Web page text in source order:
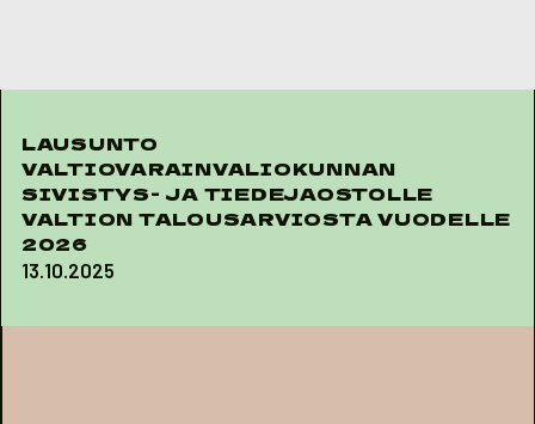
LAUSUNTO
VALTIOVARAINVALIOKUNNAN
SIVISTYS- JA TIEDEJAOSTOLLE
VALTION TALOUSARVIOSTA VUODELLE
2026
13.10.2025